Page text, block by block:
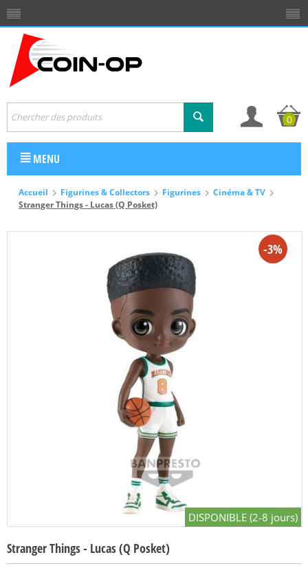
0
MENU
Accueil Figurines & Collectors Figurines
Cinéma & TV
Stranger Things - Lucas (Q Posket)
-3%
DISPONIBLE (2-8 jours)
Stranger Things - Lucas (Q Posket)